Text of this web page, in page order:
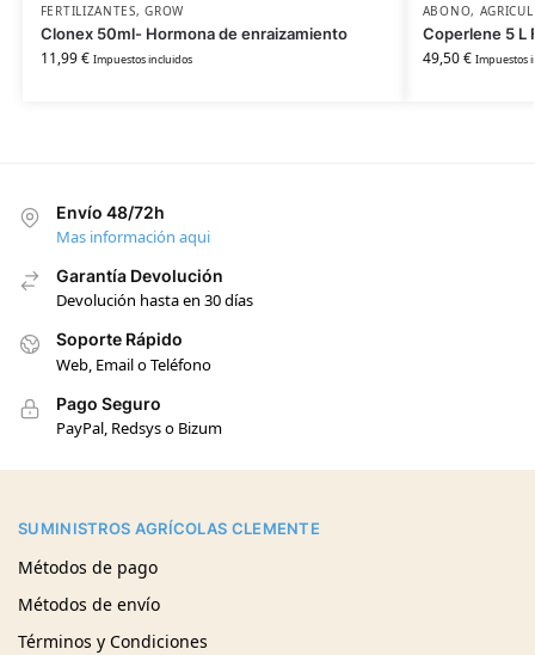
FERTILIZANTES,GROW
Clonex 50ml- Hormona de enraizamiento
11,99€ Impuestos incluidos
ABONO,
Coperlene 5 L
49,50€ Impuestos
Envío 48/72h
Mas información aqui
Garantía Devolución
Devolución hasta en 30 días
Soporte Rápido
Web, Email o Teléfono
Pago Seguro
PayPal, Redsys o Bizum
SUMINISTROS AGRÍCOLAS CLEMENTE
Métodos de pago
Métodos de envío
Términos y Condiciones